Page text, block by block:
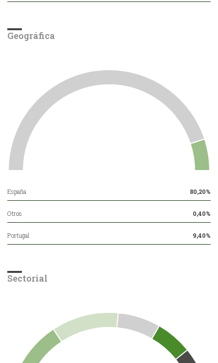
Geográfica
España 80,20%
Otros 0,40%
Portugal 9,40%
Sectorial